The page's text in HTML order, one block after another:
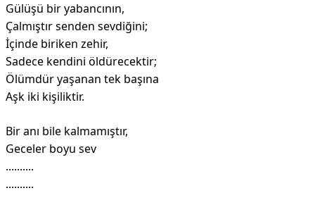
Gülüşü bir yabancının,
Çalmıştır senden sevdiğini;
İçinde biriken zehir,
Sadece kendini öldürecektir;
Ölümdür yaşanan tek başına
Aşk iki kişiliktir.
Bir anı bile kalmamıştır,
Geceler boyu sev
..........
..........